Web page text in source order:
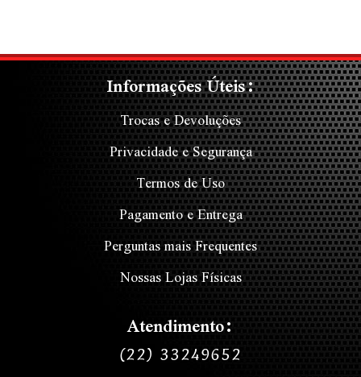
Informações Úteis:
Trocas e Devoluções
Privacidade e Segurança
Termos de Uso
Pagamento e Entrega
Perguntas mais Frequentes
Nossas Lojas Físicas
Atendimento:
(22) 33249652